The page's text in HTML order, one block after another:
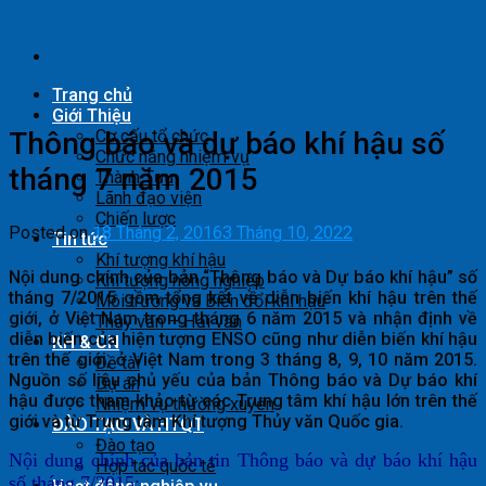
content
Trang chủ
Giới Thiệu
Cơ cấu tổ chức
Chức năng nhiệm vụ
Thành Tựu
Lãnh đạo viện
Chiến lược
Tin tức
Khí tượng khí hậu
Khí tượng nông nghiệp
Môi trường và Biến đổi khí hậu
Thủy văn – Hải văn
KH & CN
Đề tài
Dự án
Nhiệm vụ thường xuyên
ĐÀO TẠO VÀ HTQT
Đào tạo
Hợp tác quốc tế
Thông báo và dự báo khí hậu số
tháng 7 năm 2015
Posted on18 Tháng 2, 20163 Tháng 10, 2022
Nội dung chính của bản “Thông báo và Dự báo khí hậu” số
tháng 7/2015 gồm tổng kết về diễn biến khí hậu trên thế
giới, ở Việt Nam trong tháng 6 năm 2015 và nhận định về
diễn biến của hiện tượng ENSO cũng như diễn biến khí hậu
trên thế giới, ở Việt Nam trong 3 tháng 8, 9, 10 năm 2015.
Nguồn số liệu chủ yếu của bản Thông báo và Dự báo khí
hậu được tham khảo từ các Trung tâm khí hậu lớn trên thế
giới và từ Trung tâm Khí tượng Thủy văn Quốc gia.
Nội dung chính của bản tin Thông báo và dự báo khí hậu